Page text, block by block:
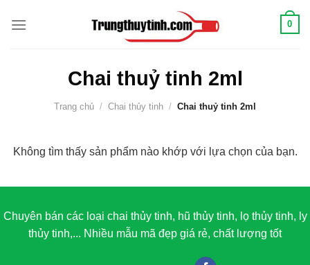
đến
0
Chai thuỷ tinh 2ml
Trang chủ / Chai thủy tinh / Chai thuỷ tinh 2ml
Không tìm thấy sản phẩm nào khớp với lựa chọn của bạn.
Chuyên bán các loại chai thủy tinh, hũ thủy tinh, lọ thủy tinh, ly
thủy tinh,... Nhiều mẫu mã đẹp giá rẻ, chất lượng tốt